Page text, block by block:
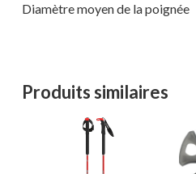
Diamètre moyen de la poignée
Produits similaires